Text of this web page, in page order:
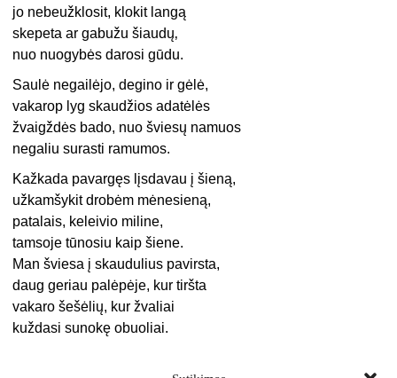
jo nebeužklosit, klokit langą
skepeta ar gabužu šiaudų‚
nuo nuogybės darosi gūdu.
Saulė negailėjo, degino ir gėlė,
vakarop lyg skaudžios adatėlės
žvaigždės bado, nuo šviesų namuos
negaliu surasti ramumos.
Kažkada pavargęs lįsdavau į šieną,
užkamšykit drobėm mėnesieną,
patalais, keleivio miline,
tamsoje tūnosiu kaip šiene.
Man šviesa į skaudulius pavirsta,
daug geriau palėpėje, kur tiršta
vakaro šešėlių, kur žvaliai
kuždasi sunokę obuoliai.